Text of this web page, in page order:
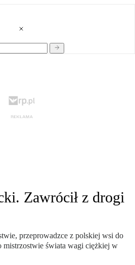
Zawrócił z drogi
przeprowadzce z polskiej wsi do
mistrzostwie świata wagi ciężkiej w